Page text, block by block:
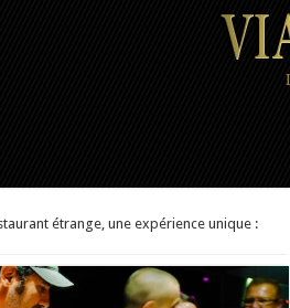
étrange, une expérience unique :